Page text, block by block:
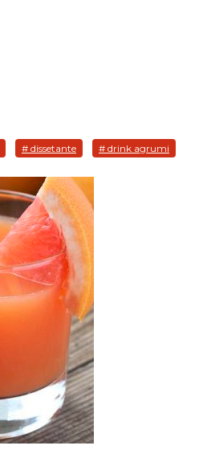
# dissetante # drink agrumi